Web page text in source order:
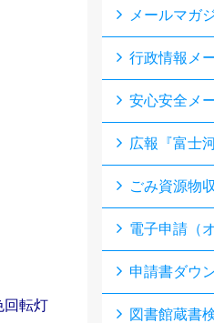
回転灯
メールマガ
行政情報メ
安心安全メ
広報『富士
ごみ資源物
電子申請（
申請書ダウ
図書館蔵書